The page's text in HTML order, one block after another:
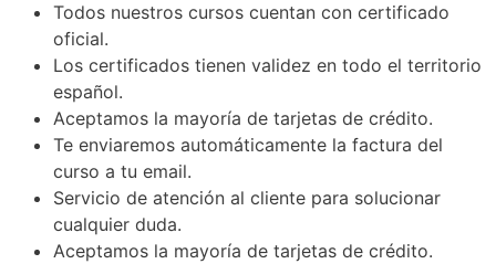
Todos nuestros cursos cuentan con certificado
oficial.
Los certificados tienen validez en todo el territorio
español.
Aceptamos la mayoría de tarjetas de crédito.
Te enviaremos automáticamente la factura del
curso a tu email.
Servicio de atención al cliente para solucionar
cualquier duda.
Aceptamos la mayoría de tarjetas de crédito.